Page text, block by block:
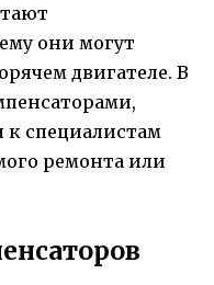
они могут
двигателе. В
к специалистам
ремонта или